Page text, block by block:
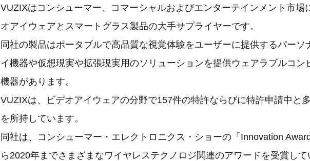
VUZIXはコンシューマー、コマーシャルおよびエンターテインメント市場
オアイウェアとスマートグラス製品の大手サプライヤーです。
同社の製品はポータブルで高品質な視覚体験をユーザーに提供するパーソ
イ機器や仮想現実や拡張現実用のソリューションを提供ウェアラブルコン
機器があります。
VUZIXは、ビデオアイウェアの分野で157件の特許ならびに特許申請中と
を所持しています。
同社は、コンシューマー・エレクトロニクス・ショーの「Innovation
ら2020年までさまざまなワイヤレステクノロジ関連のアワードを受賞して